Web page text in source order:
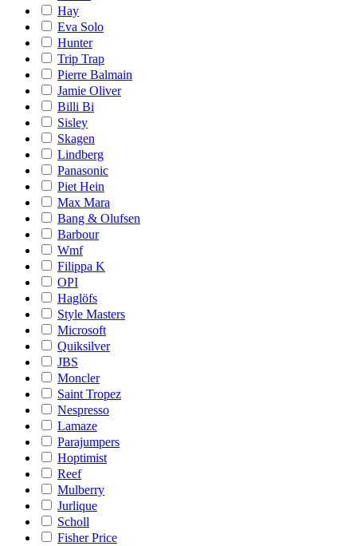
Hay
Eva Solo
Hunter
Trip Trap
Pierre Balmain
Jamie Oliver
Billi Bi
Sisley
Skagen
Lindberg
Panasonic
Piet Hein
Max Mara
Bang & Olufsen
Barbour
Wmf
Filippa K
OPI
Haglöfs
Style Masters
Microsoft
Quiksilver
JBS
Moncler
Saint Tropez
Nespresso
Lamaze
Parajumpers
Hoptimist
Reef
Mulberry
Jurlique
Scholl
Fisher Price